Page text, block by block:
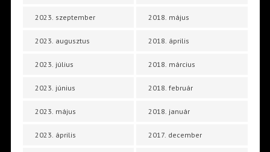
2023. szeptember
2023. augusztus
2023. július
2023. június
2023. május
2023. április
2018. május
2018. április
2018. március
2018. február
2018. január
2017. december